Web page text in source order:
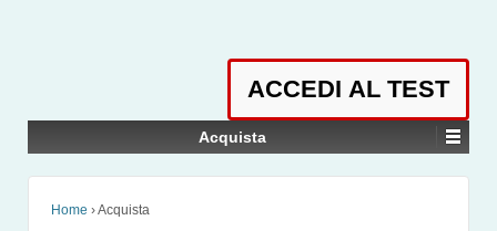
Acquista
Home ›Acquista